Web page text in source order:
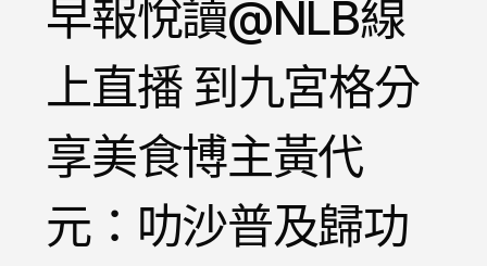
早報悅讀@NLB線
上直播 到九宮格分
享美食博主黃代
元：叻沙普及歸功